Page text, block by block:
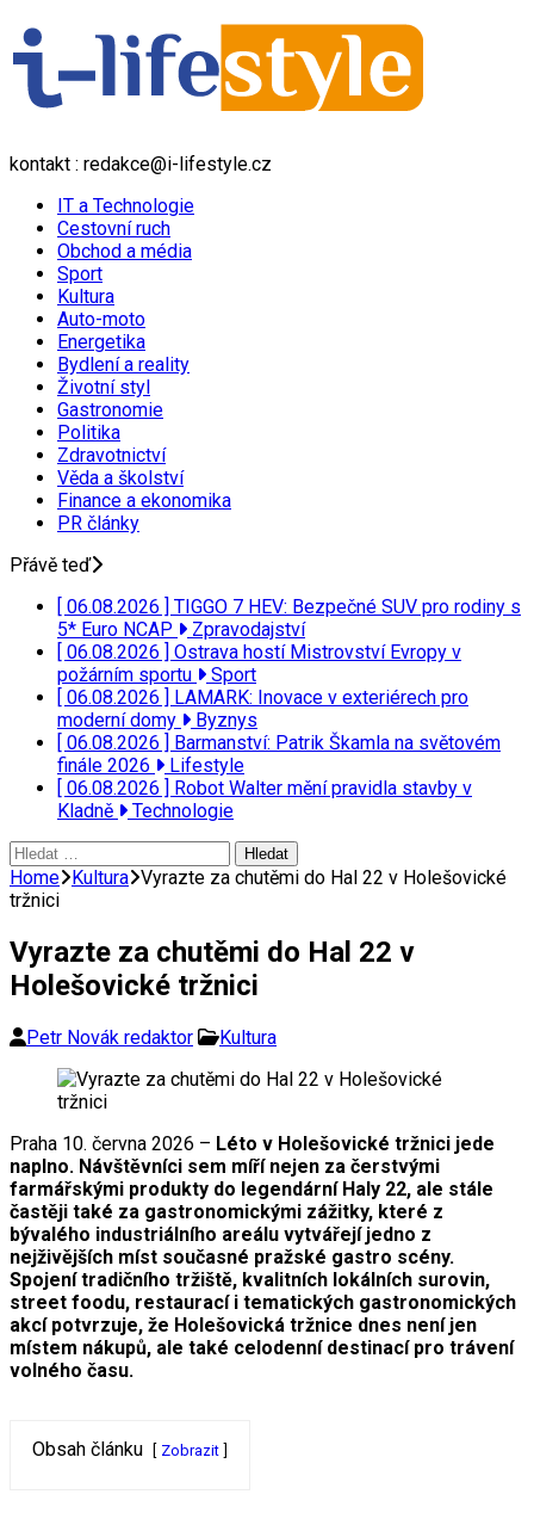
kontakt : redakce@i-lifestyle.cz
IT a Technologie
Cestovní ruch
Obchod a média
Sport
Kultura
Auto-moto
Energetika
Bydlení a reality
Životní styl
Gastronomie
Politika
Zdravotnictví
Věda a školství
Finance a ekonomika
PR články
Přávě teď
[ 06.08.2026 ] TIGGO 7 HEV: Bezpečné SUV pro rodiny s
5* Euro NCAP
Zpravodajství
[ 06.08.2026 ] Ostrava hostí Mistrovství Evropy v
požárním sportu
Sport
[ 06.08.2026 ] LAMARK: Inovace v exteriérech pro
moderní domy
Byznys
[ 06.08.2026 ] Barmanství: Patrik Škamla na světovém
finále 2026
Lifestyle
[ 06.08.2026 ] Robot Walter mění pravidla stavby v
Kladně
Technologie
Vyhledávání
Home Kultura Vyrazte za chutěmi do Hal 22 v Holešovické
tržnici
Vyrazte za chutěmi do Hal 22 v
Holešovické tržnici
Petr Novák redaktor Kultura
Praha 10. června 2026 – Léto v Holešovické tržnici jede
naplno. Návštěvníci sem míří nejen za čerstvými
farmářskými produkty do legendární Haly 22, ale stále
častěji také za gastronomickými zážitky, které z
bývalého industriálního areálu vytvářejí jedno z
nejživějších míst současné pražské gastro scény.
Spojení tradičního tržiště, kvalitních lokálních surovin,
street foodu, restaurací i tematických gastronomických
akcí potvrzuje, že Holešovická tržnice dnes není jen
místem nákupů, ale také celodenní destinací pro trávení
volného času.
Obsah článku Zobrazit